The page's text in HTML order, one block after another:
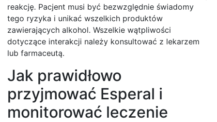
reakcję. Pacjent musi być bezwzględnie świadomy
tego ryzyka i unikać wszelkich produktów
zawierających alkohol. Wszelkie wątpliwości
dotyczące interakcji należy konsultować z lekarzem
lub farmaceutą.
Jak prawidłowo
przyjmować Esperal i
monitorować leczenie